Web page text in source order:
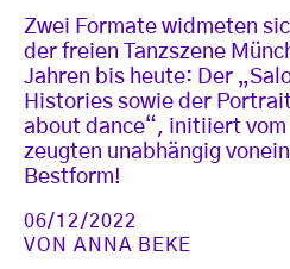
Zwei Formate widmeten
der freien Tanzszene
Jahren bis heute: Der
Histories sowie der
about dance“, initiiert vom
zeugten unabhängig
Bestform!
06/12/2022
VONANNA BEKE